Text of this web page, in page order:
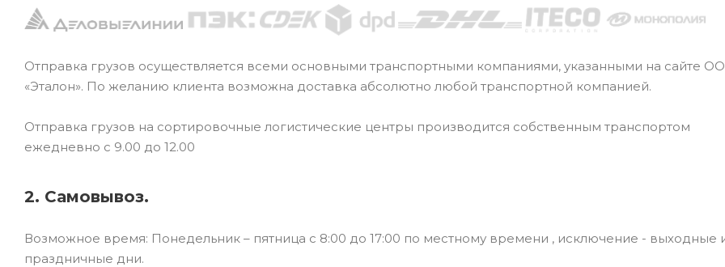
Отправка грузов осуществляется всеми основными транспортными компаниями, указанными на сайте
«Эталон». По желанию клиента возможна доставка абсолютно любой транспортной компанией.
Отправка грузов на сортировочные логистические центры производится собственным транспортом
ежедневно с 9.00 до 12.00
2. Самовывоз.
Возможное время: Понедельник – пятница с 8:00 до 17:00 по местному времени , исключение - выходные
праздничные дни.